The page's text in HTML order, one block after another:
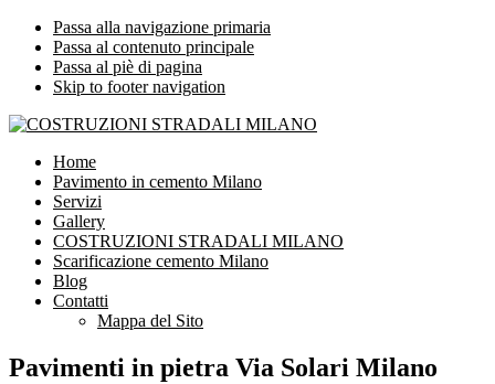
Passa alla navigazione primaria
Passa al contenuto principale
Passa al piè di pagina
Skip to footer navigation
COSTRUZIONI STRADALI MILANO
Impresa leader nelle costruzioni stradali Milano
Home
Pavimento in cemento Milano
Servizi
Gallery
COSTRUZIONI STRADALI MILANO
Scarificazione cemento Milano
Blog
Contatti
Mappa del Sito
Pavimenti in pietra Via Solari Milano